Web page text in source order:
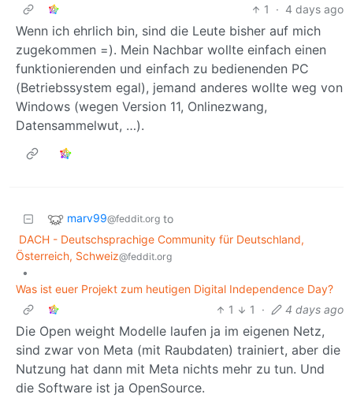
1
· 4 days ago
Wenn ich ehrlich bin, sind die Leute bisher auf mich
zugekommen =). Mein Nachbar wollte einfach einen
funktionierenden und einfach zu bedienenden PC
(Betriebssystem egal), jemand anderes wollte weg von
Windows (wegen Version 11, Onlinezwang,
Datensammelwut, …).
marv99@feddit.org to
DACH - Deutschsprachige Community für Deutschland,
Österreich, Schweiz@feddit.org
•
Was ist euer Projekt zum heutigen Digital Independence Day?
1
1 · 4 days ago
Die Open weight Modelle laufen ja im eigenen Netz,
sind zwar von Meta (mit Raubdaten) trainiert, aber die
Nutzung hat dann mit Meta nichts mehr zu tun. Und
die Software ist ja OpenSource.